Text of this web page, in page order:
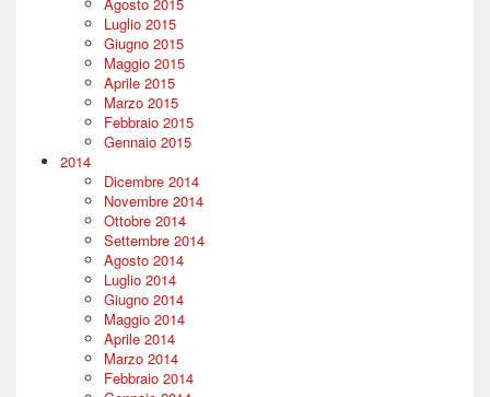
Luglio 2015
Giugno 2015
Maggio 2015
Aprile 2015
Marzo 2015
Febbraio 2015
Gennaio 2015
2014
Dicembre 2014
Novembre 2014
Ottobre 2014
Settembre 2014
Agosto 2014
Luglio 2014
Giugno 2014
Maggio 2014
Aprile 2014
Marzo 2014
Febbraio 2014